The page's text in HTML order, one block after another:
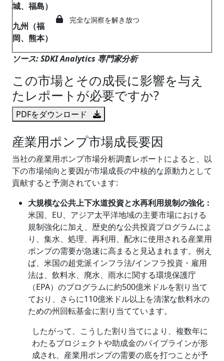
城、福島）
完全な洞察を解き放つ
九州（福
岡、熊本）
ソース: SDKI Analytics 専門家分析
この市場とその成長に影響を与え
たレポートが必要ですか?
PDFをダウンロード
産業用ポンプ市場成長要因
当社の産業用ポンプ市場分析調査レポートによると、以
下の市場傾向と要因が市場成長の中核的な原動力として
貢献すると予測されています:
大規模な公共上下水道投資と水再利用規制の強化：
米国、EU、アジア太平洋地域の主要市場における
規制強化に加え、歴史的な公共投資プログラムによ
り、集水、処理、再利用、配水に使用される産業用
ポンプの需要が急速に高まると見込まれます。例え
ば、米国の超党派インフラ法/インフラ投資・雇用
法は、飲料水、廃水、雨水に関する環境保護庁
（EPA）のプログラムに約500億米ドルを割り当て
ており、さらに110億米ドル以上を清潔な飲料水の
ための州回転基金に割り当てています。
したがって、こうした割り当てにより、複数年に
わたるプロジェクトや助成金のパイプラインが形
成され、産業用ポンプの需要の底を打つことが予